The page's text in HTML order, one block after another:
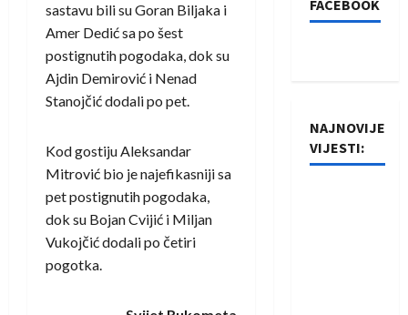
sastavu bili su Goran Biljaka i
Amer Dedić sa po šest
postignutih pogodaka, dok su
Ajdin Demirović i Nenad
Stanojčić dodali po pet.
Kod gostiju Aleksandar
Mitrović bio je najefikasniji sa
pet postignutih pogodaka,
dok su Bojan Cvijić i Miljan
Vukojčić dodali po četiri
pogotka.
FACEBOOK
NAJNOVIJE
VIJESTI: